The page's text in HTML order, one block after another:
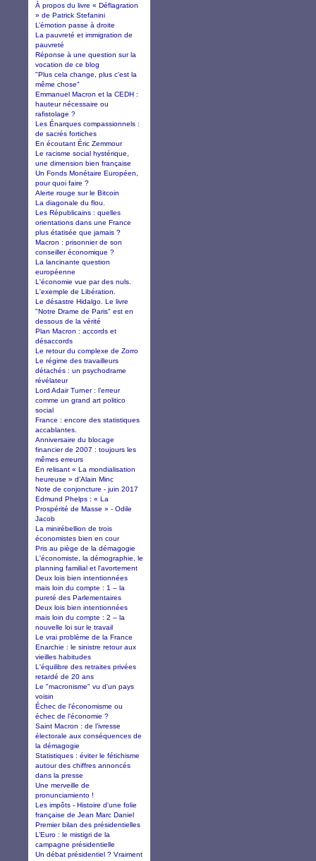
À propos du livre « Déflagration
» de Patrick Stefanini
L’émotion passe à droite
La pauvreté et immigration de
pauvreté
Réponse à une question sur la
vocation de ce blog
"Plus cela change, plus c'est la
même chose"
Emmanuel Macron et la CEDH :
hauteur nécessaire ou
rafistolage ?
Les Énarques compassionnels :
de sacrés fortiches
En écoutant Éric Zemmour
Le racisme social hystérique,
une dimension bien française
Un Fonds Monétaire Européen,
pour quoi faire ?
Alerte rouge sur le Bitcoin
La diagonale du flou.
Les Républicains : quelles
orientations dans une France
plus étatisée que jamais ?
Macron : prisonnier de son
conseiller économique ?
La lancinante question
européenne
L'économie vue par des nuls.
L'exemple de Libération.
Le désastre Hidalgo. Le livre
"Notre Drame de Paris" est en
dessous de la vérité
Plan Macron : accords et
désaccords
Le retour du complexe de Zorro
Le régime des travailleurs
détachés : un psychodrame
révélateur
Lord Adair Turner : l’erreur
comme un grand art politico
social
France : encore des statistiques
accablantes.
Anniversaire du blocage
financier de 2007 : toujours les
mêmes erreurs
En relisant « La mondialisation
heureuse » d’Alain Minc
Note de conjoncture - juin 2017
Edmund Phelps : « La
Prospérité de Masse » - Odile
Jacob
La minirébellion de trois
économistes bien en cour
Pris au piège de la démagogie
L'économiste, la démographie, le
planning familial et l'avortement
Deux lois bien intentionnées
mais loin du compte : 1 – la
pureté des Parlementaires
Deux lois bien intentionnées
mais loin du compte : 2 – la
nouvelle loi sur le travail
Le vrai problème de la France
Enarchie : le sinistre retour aux
vieilles habitudes
L'équilibre des retraites privées
retardé de 20 ans
Le "macronisme" vu d'un pays
voisin
Échec de l’économisme ou
échec de l’économie ?
Saint Macron : de l’ivresse
électorale aux conséquences de
la démagogie
Statistiques : éviter le fétichisme
autour des chiffres annoncés
dans la presse
Une merveille de
pronunciamiento !
Les impôts - Histoire d'une folie
française de Jean Marc Daniel
Premier bilan des présidentielles
L’Euro : le mistigri de la
campagne présidentielle
Un débat présidentiel ? Vraiment